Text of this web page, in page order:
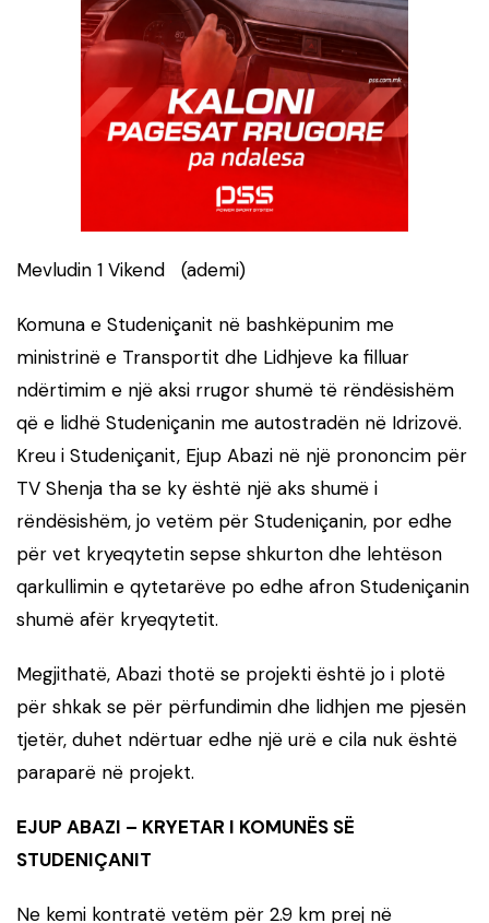
Mevludin 1 Vikend (ademi)
Komuna e Studeniçanit në bashkëpunim me
ministrinë e Transportit dhe Lidhjeve ka filluar
ndërtimim e një aksi rrugor shumë të rëndësishëm
që e lidhë Studeniçanin me autostradën në Idrizovë.
Kreu i Studeniçanit, Ejup Abazi në një prononcim për
TV Shenja tha se ky është një aks shumë i
rëndësishëm, jo vetëm për Studeniçanin, por edhe
për vet kryeqytetin sepse shkurton dhe lehtëson
qarkullimin e qytetarëve po edhe afron Studeniçanin
shumë afër kryeqytetit.
Megjithatë, Abazi thotë se projekti është jo i plotë
për shkak se për përfundimin dhe lidhjen me pjesën
tjetër, duhet ndërtuar edhe një urë e cila nuk është
paraparë në projekt.
EJUP ABAZI – KRYETAR I KOMUNËS SË
STUDENIÇANIT
Ne kemi kontratë vetëm për 2.9 km prej në